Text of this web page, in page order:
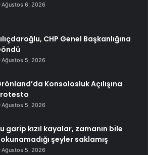
Ağustos 6, 2026
CHP Genel Başkanlığına
Ağustos 5, 2026
Konsolosluk Açılışına
Ağustos 5, 2026
garip kızıl kayalar, zamanın bile
şeyler saklamış
Ağustos 5, 2026